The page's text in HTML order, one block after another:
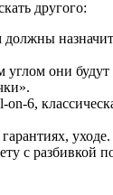
другого:
должны
они
с разбивкой